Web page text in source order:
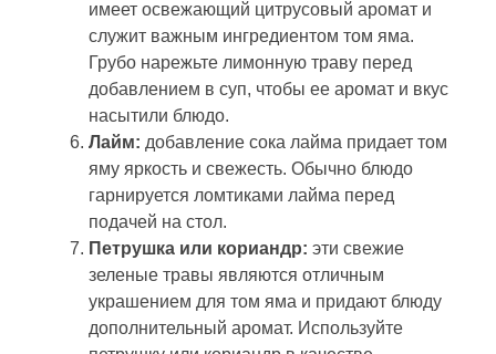
имеет освежающий цитрусовый аромат и
служит важным ингредиентом том яма.
Грубо нарежьте лимонную траву перед
добавлением в суп, чтобы ее аромат и вкус
насытили блюдо.
Лайм: добавление сока лайма придает том
яму яркость и свежесть. Обычно блюдо
гарнируется ломтиками лайма перед
подачей на стол.
Петрушка или кориандр: эти свежие
зеленые травы являются отличным
украшением для том яма и придают блюду
дополнительный аромат. Используйте